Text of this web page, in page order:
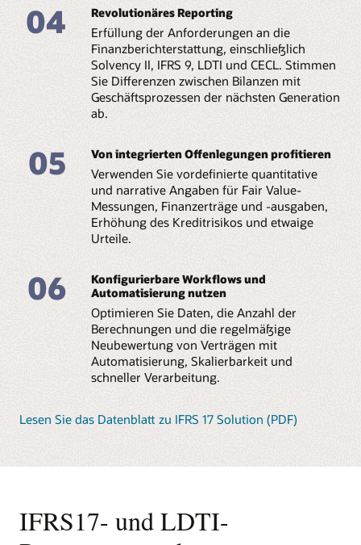
04 Revolutionäres Reporting
Erfüllung der Anforderungen an die
Finanzberichterstattung, einschließlich
Solvency II, IFRS 9, LDTI und CECL. Stimmen
Sie Differenzen zwischen Bilanzen mit
Geschäftsprozessen der nächsten Generation
ab.
05 Von integrierten Offenlegungen profitieren
Verwenden Sie vordefinierte quantitative
und narrative Angaben für Fair Value-
Messungen, Finanzerträge und -ausgaben,
Erhöhung des Kreditrisikos und etwaige
Urteile.
06
Konfigurierbare Workflows und
Automatisierung nutzen
Optimieren Sie Daten, die Anzahl der
Berechnungen und die regelmäßige
Neubewertung von Verträgen mit
Automatisierung, Skalierbarkeit und
schneller Verarbeitung.
Lesen Sie das Datenblatt zu IFRS 17 Solution (PDF)
IFRS17- und LDTI-